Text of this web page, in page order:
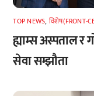
TOP NEWS, विशेष(FRONT-
ह्याम्स अस्पताल र
सेवा सम्झौता